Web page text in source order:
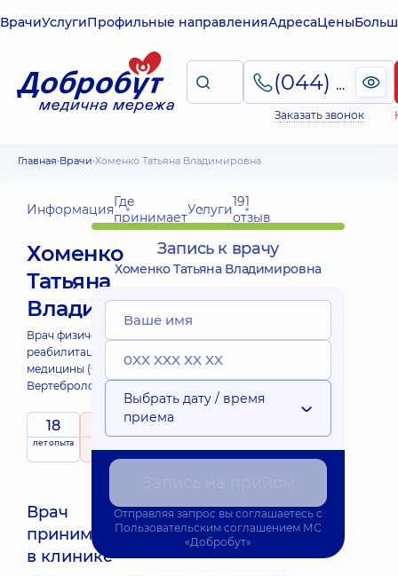
ВрачиУслугиПрофильные направленияАдресаЦены
(044) 495-2-888
Заказать звонок
Главная Врачи Хоменко Татьяна Владимировна
ИнформацияГде
принимаетУслуги191
отзыв
Хоменко
Татьяна
Владимировна
Врач физической и
реабилитационной
медицины (ФРМ);
Вертебролог;
Физиотерапевт;
18
лет опыта
5
191 отзыв
Врач
принимает
в клинике
Ближайшее время приема: 11.08.2026 12:45
Запись к врачу
Хоменко Татьяна Владимировна
Выбрать дату / время
приема
Отправляя запрос вы соглашаетесь с
Пользовательским соглашением МС
«Добробут»